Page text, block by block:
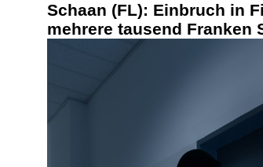
Schaan (FL): Einbruch in
mehrere tausend Franken